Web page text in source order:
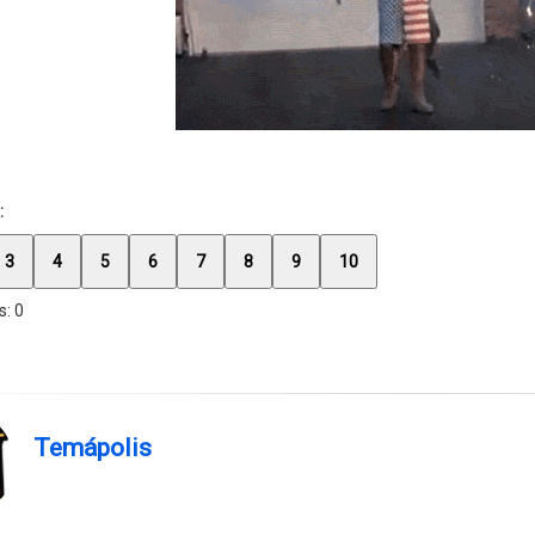
3 4 5 6 7 8 9 10
0
Temápolis